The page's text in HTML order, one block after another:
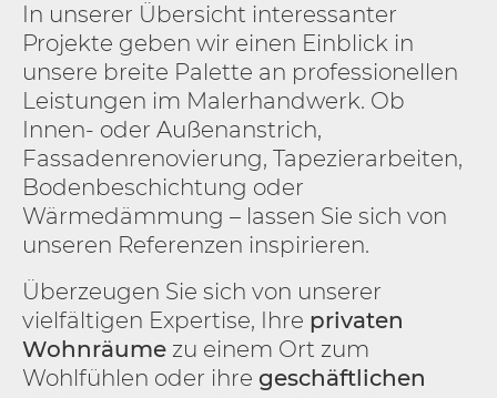
In unserer Übersicht interessanter
Projekte geben wir einen Einblick in
unsere breite Palette an professionellen
Leistungen im Malerhandwerk. Ob
Innen- oder Außenanstrich,
Fassadenrenovierung, Tapezierarbeiten,
Bodenbeschichtung oder
Wärmedämmung – lassen Sie sich von
unseren Referenzen inspirieren.
Überzeugen Sie sich von unserer
vielfältigen Expertise, Ihre privaten
Wohnräume zu einem Ort zum
Wohlfühlen oder ihre geschäftlichen